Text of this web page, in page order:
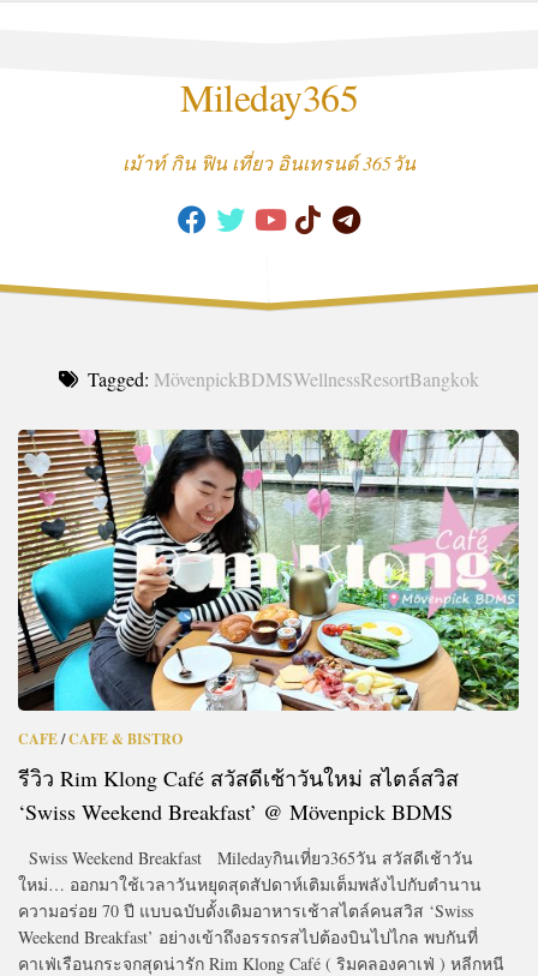
Mileday365
เม้าท์ กิน ฟิน เที่ยว อินเทรนด์ 365วัน
Tagged: MövenpickBDMSWellnessResortBangkok
CAFE/CAFE & BISTRO
รีวิว Rim Klong Café สวัสดีเช้าวันใหม่ สไตล์สวิส
‘Swiss Weekend Breakfast’ @ Mövenpick BDMS
Swiss Weekend Breakfast Miledayกินเที่ยว365วัน สวัสดีเช้าวัน
ใหม่… ออกมาใช้เวลาวันหยุดสุดสัปดาห์เติมเต็มพลังไปกับตำนาน
ความอร่อย 70 ปี แบบฉบับดั้งเดิมอาหารเช้าสไตล์คนสวิส ‘Swiss
Weekend Breakfast’ อย่างเข้าถึงอรรถรสไปต้องบินไปไกล พบกันที่
คาเฟ่เรือนกระจกสุดน่ารัก Rim Klong Café ( ริมคลองคาเฟ่ ) หลีกหนี